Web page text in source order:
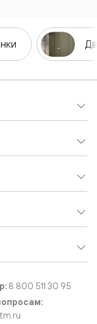
8 800 511 30 95